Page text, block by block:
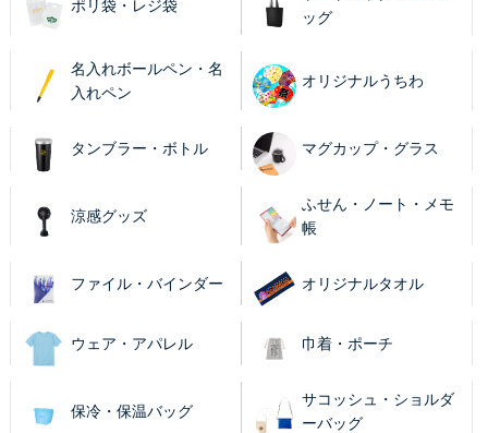
ポリ袋・レジ袋
ッグ
名入れボールペン・名
入れペン
オリジナルうちわ
タンブラー・ボトル マグカップ・グラス
涼感グッズ
ふせん・ノート・メモ
帳
ファイル・バインダー オリジナルタオル
ウェア・アパレル 巾着・ポーチ
保冷・保温バッグ
サコッシュ・ショルダ
ーバッグ